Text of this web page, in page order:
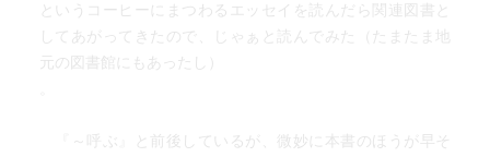
というコーヒーにまつわるエッセイを読んだら関連図書と
してあがってきたので、じゃぁと読んでみた（たまたま地
元の図書館にもあったし）
『～呼ぶ』と前後しているが、微妙に本書のほうが早そ